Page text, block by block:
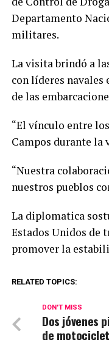
Departamento
militares.
La visita brindó a
con líderes navales
de las
“El vínculo entre
Campos durante la
“Nuestra
nuestros pueblos
La diplomatica
Estados Unidos de
promover la
RELATED TOPICS:
DON'T MISS
Dos jóvenes
de